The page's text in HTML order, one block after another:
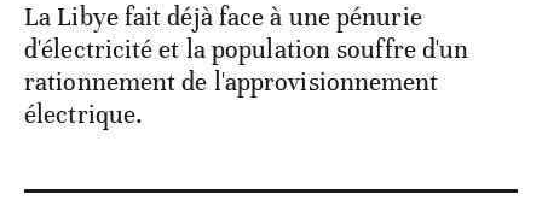
La Libye fait déjà face à une pénurie
d'électricité et la population souffre d'un
rationnement de l'approvisionnement
électrique.